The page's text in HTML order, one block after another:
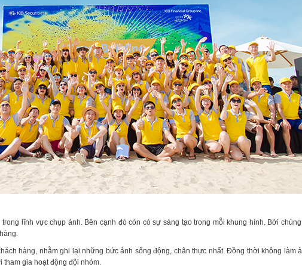
lĩnh vực chụp ảnh. Bên cạnh đó còn có sự sáng tạo trong mỗi khung hình. Bởi
hàng, nhằm ghi lại những bức ảnh sống động, chân thực nhất. Đồng thời không làm
tham gia hoạt động đội nhóm.